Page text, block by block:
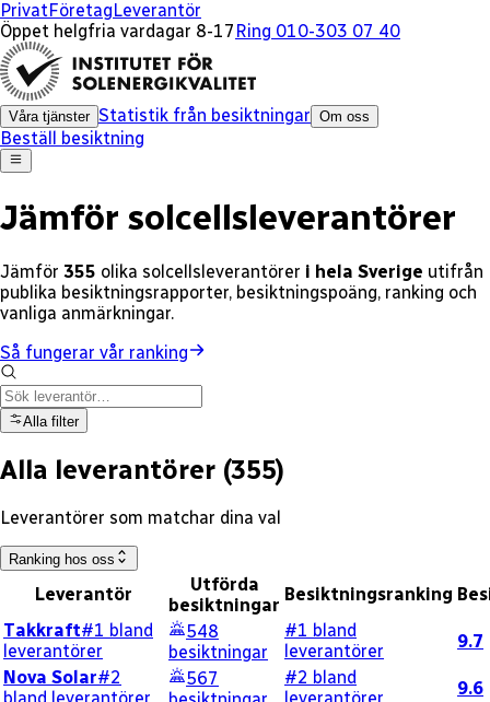
PrivatFöretagLeverantör
Öppet helgfria vardagar 8-17 Ring 010-303 07 40
Våra tjänster Statistik från besiktningar Om oss
Beställ besiktning
Jämför solcellsleverantörer
Jämför 355 olika solcellsleverantörer i hela Sverige utifrån
publika besiktningsrapporter, besiktningspoäng, ranking och
vanliga anmärkningar.
Så fungerar vår ranking
Alla filter
Alla leverantörer (355)
Leverantörer som matchar dina val
Ranking hos oss
Leverantör
Utförda
besiktningar
Besiktningsranking
Takkraft#1 bland
leverantörer
548
besiktningar
#1 bland
leverantörer
9.7
x
Nova Solar#2
bland leverantörer
567
#2 bland
leverantörer
9.6
x
x
x
x
x
x
x
x
x
x
x
x
x
x